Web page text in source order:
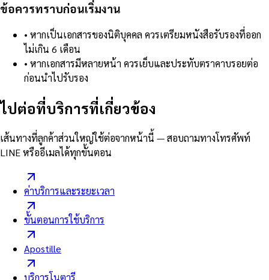
ข้อควรทราบก่อนเริ่มงาน
• หากเป็นเอกสารของนิติบุคคล ควรเตรียมหนังสือรับรองที่ออก
ไม่เกิน 6 เดือน
• หากเอกสารมีหลายหน้า ควรเย็บและประทับตราคาบรอยต่อ
ก่อนนำไปรับรอง
ไปต่อที่บริการที่เกี่ยวข้อง
เส้นทางที่ลูกค้าส่วนใหญ่ใช้ต่อจากหน้านี้ — สอบถามทางโทรศัพท์
LINE หรืออีเมลได้ทุกขั้นตอน
ค่าบริการและระยะเวลา
ขั้นตอนการใช้บริการ
Apostille
บริการโนตารี